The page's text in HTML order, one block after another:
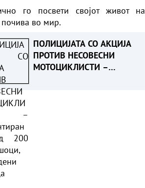
го посвети својот живот на
почива во мир.
ПОЛИЦИЈАТА СО АКЦИЈА
ПРОТИВ НЕСОВЕСНИ
МОТОЦИКЛИСТИ –